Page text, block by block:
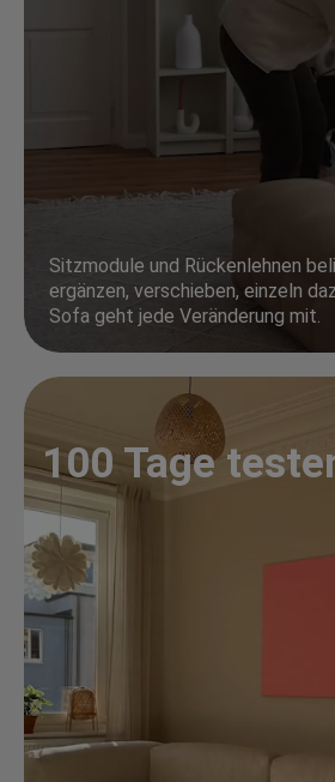
Sitzmodule und Rückenlehnen
ergänzen, verschieben, einzeln
Sofa geht jede Veränderung mit.
100 Tage